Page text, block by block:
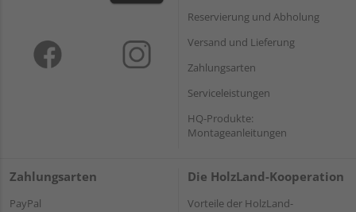
Reservierung und Abholung
Versand und Lieferung
Zahlungsarten
Serviceleistungen
HQ-Produkte:
Montageanleitungen
Zahlungsarten
PayPal
Die HolzLand-Kooperation
Vorteile der HolzLand-